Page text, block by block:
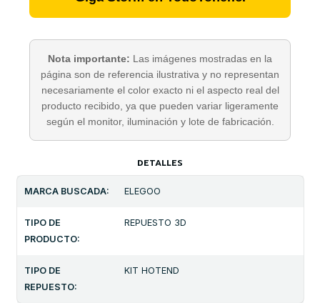
Nota importante: Las imágenes mostradas en la
página son de referencia ilustrativa y no representan
necesariamente el color exacto ni el aspecto real del
producto recibido, ya que pueden variar ligeramente
según el monitor, iluminación y lote de fabricación.
DETALLES
MARCA BUSCADA: ELEGOO
TIPO DE
PRODUCTO:
REPUESTO 3D
TIPO DE
REPUESTO:
KIT HOTEND